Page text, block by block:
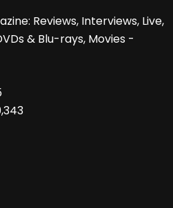
Reviews, Interviews, Live,
& Blu-rays, Movies -